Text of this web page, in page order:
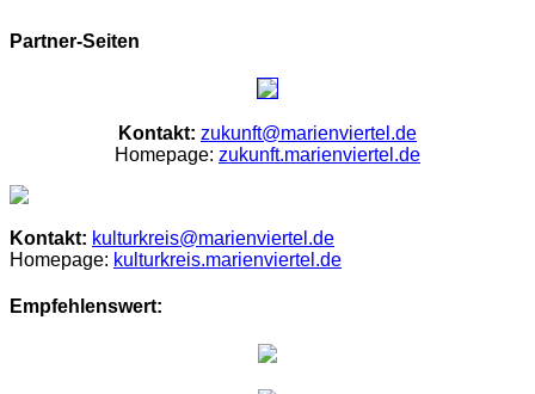
Partner-Seiten
Kontakt: zukunft@marienviertel.de
Homepage: zukunft.marienviertel.de
Kontakt: kulturkreis@marienviertel.de
Homepage: kulturkreis.marienviertel.de
Empfehlenswert: